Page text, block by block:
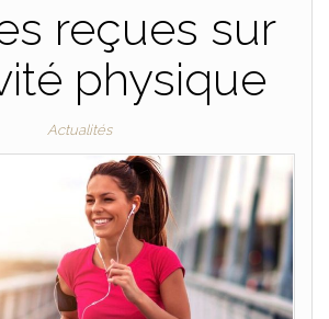
reçues sur
physique
Actualités